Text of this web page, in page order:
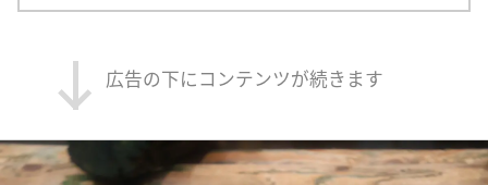
広告の下にコンテンツが続きます